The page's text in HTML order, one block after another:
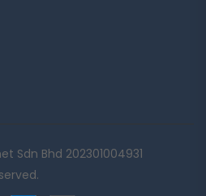
Sdn Bhd 202301004931